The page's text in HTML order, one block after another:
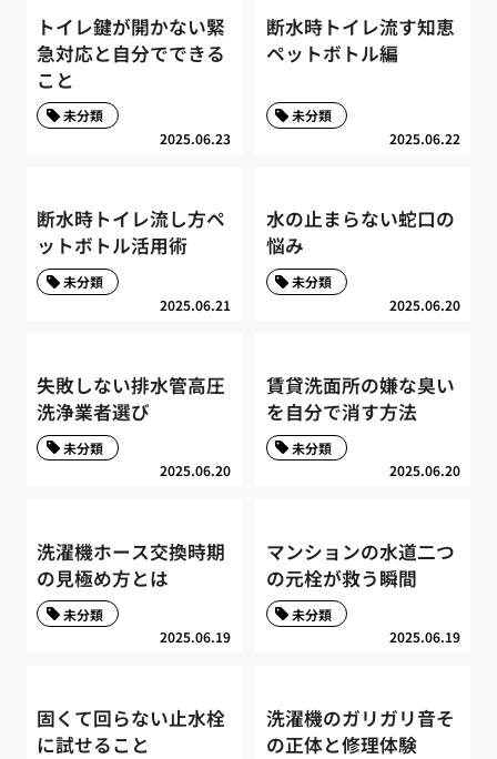
トイレ鍵が開かない緊
急対応と自分でできる
こと
2025.06.23
未分類
断水時トイレ流す知恵
ペットボトル編
2025.06.22
未分類
断水時トイレ流し方ペ
ットボトル活用術
2025.06.21
未分類
水の止まらない蛇口の
悩み
2025.06.20
未分類
失敗しない排水管高圧
洗浄業者選び
2025.06.20
未分類
賃貸洗面所の嫌な臭い
を自分で消す方法
2025.06.20
未分類
洗濯機ホース交換時期
の見極め方とは
2025.06.19
未分類
マンションの水道二つ
の元栓が救う瞬間
2025.06.19
未分類
固くて回らない止水栓
に試せること
洗濯機のガリガリ音そ
の正体と修理体験